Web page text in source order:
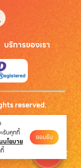
บริการของเรา
reserved.
รับคุกกี้
นโยบาย
ยอมรับ